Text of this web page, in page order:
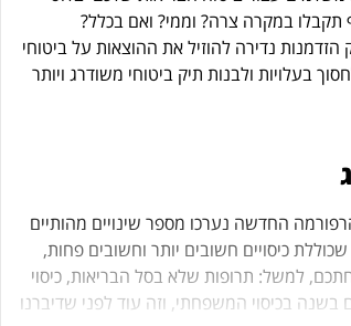
במקרה צרה? וממי? ואם בכלל?
נדירה להוזיל את ההוצאות על ביטוחי
לחסוך בעלויות ולבנות תיק ביטוחי משודרג ויותר
החדשה נערכו מספר שינויים מהותיים
כיסויים חשובים יותר וחשובים פחות,
למשל: תרופות שלא בסל הבריאות, כיסוי
בכיסוי המשפחתי, וזה עוד לפני שדיברנו